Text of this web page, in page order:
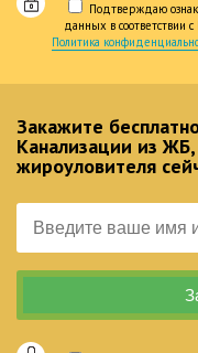
Подтверждаю
данных в соответствии
Политика
Закажите
Канализации из
жироуловителя